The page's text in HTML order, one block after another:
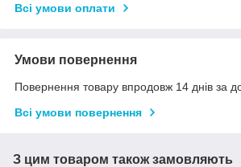
Всі умови оплати
Умови повернення
Повернення товару впродовж 14 днів за
Всі умови повернення
З цим товаром також замовляють